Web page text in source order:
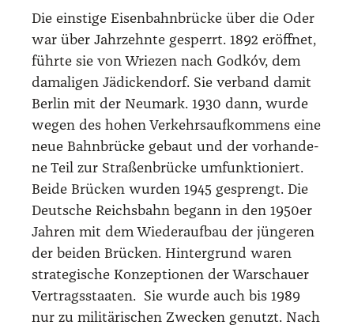
Die eins­ti­ge Eisen­bahn­brü­cke über die Oder
war über Jahr­zehn­te gesperrt. 1892 eröff­net,
führ­te sie von Wrie­zen nach God­kóv, dem
dama­li­gen Jädi­cken­dorf. Sie ver­band damit
Ber­lin mit der Neu­mark. 1930 dann, wur­de
wegen des hohen Ver­kehrs­auf­kom­mens eine
neue Bahn­brü­cke gebaut und der vor­han­de­
ne Teil zur Stra­ßen­brü­cke umfunk­tio­niert.
Bei­de Brü­cken wur­den 1945 gesprengt. Die
Deut­sche Reichs­bahn begann in den 1950er
Jah­ren mit dem Wie­der­auf­bau der jün­ge­ren
der bei­den Brü­cken. Hin­ter­grund waren
stra­te­gi­sche Kon­zep­tio­nen der War­schau­er
Ver­trags­staa­ten. Sie wur­de auch bis 1989
nur zu mili­tä­ri­schen Zwe­cken genutzt. Nach